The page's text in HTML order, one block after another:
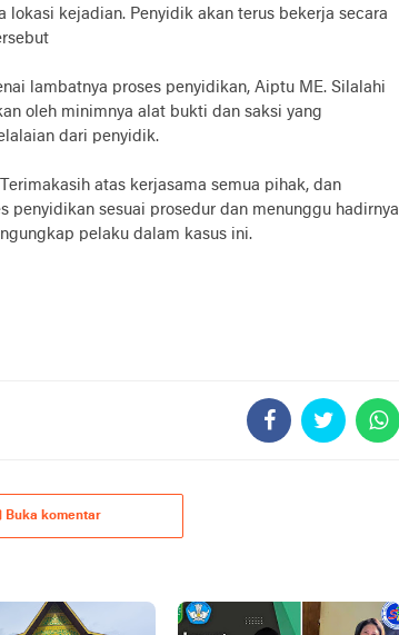
lokasi kejadian. Penyidik akan terus bekerja secara
lambatnya proses penyidikan, Aiptu ME. Silalahi
oleh minimnya alat bukti dan saksi yang
dari penyidik.
atas kerjasama semua pihak, dan
penyidikan sesuai prosedur dan menunggu hadirnya
pelaku dalam kasus ini.
Buka komentar